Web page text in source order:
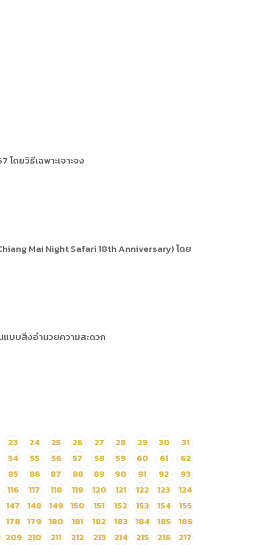
โดยวิธีเฉพาะเจาะจง
Mai Night Safari 18th Anniversary) โดย
แบบสิ่งอำนวยความสะดวก
23 24 25 26 27 28 29 30
31
54 55 56 57 58 59 60 61
62
85 86 87 88 89 90 91 92
93
116 117 118 119 120 121 122 123
124
147 148 149 150 151 152 153 154
155
178 179 180 181 182 183 184 185
186
209 210 211 212 213 214 215 216 217